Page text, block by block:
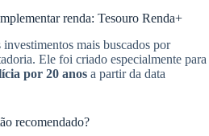
renda: Tesouro Renda+
investimentos mais buscados por
Ele foi criado especialmente para
por 20 anos a partir da data
recomendado?